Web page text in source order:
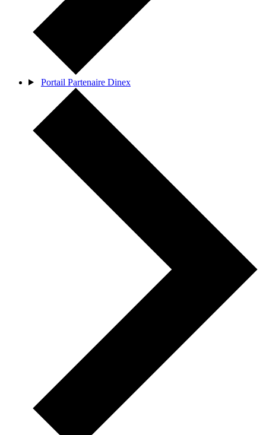
Portail Partenaire Dinex